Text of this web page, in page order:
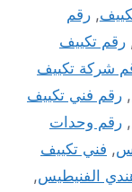
,رقم
رقم تكييف
شركة تكييف
, رقم فني تكييف
, رقم وحدات
, فني تكييف
الفنيطيس,